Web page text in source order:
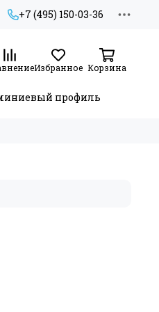
+7 (495) 150-03-36
Избранное Корзина
профиль